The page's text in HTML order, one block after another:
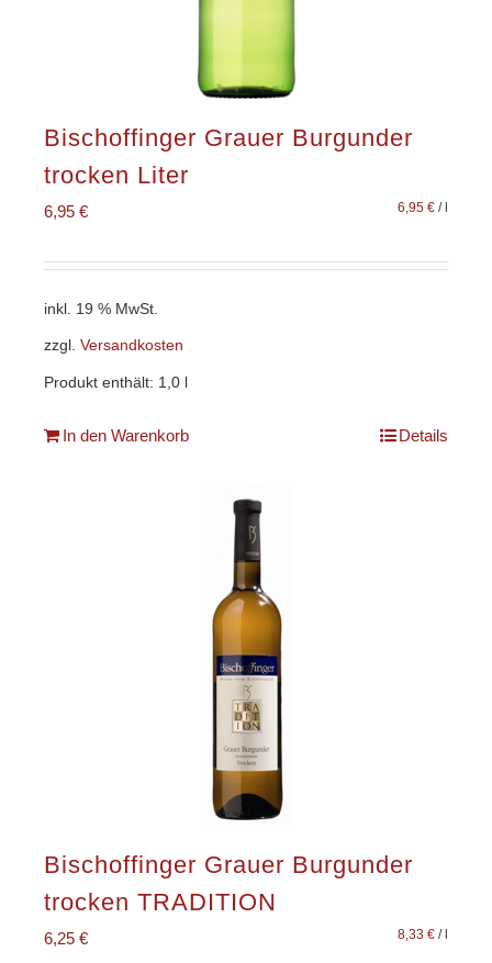
Bischoffinger Grauer Burgunder
trocken Liter
6,95 € 6,95 € /l
inkl. 19 % MwSt.
zzgl. Versandkosten
Produkt enthält: 1,0
In den Warenkorb Details
Bischoffinger Grauer Burgunder
trocken TRADITION
6,25 € 8,33 € /